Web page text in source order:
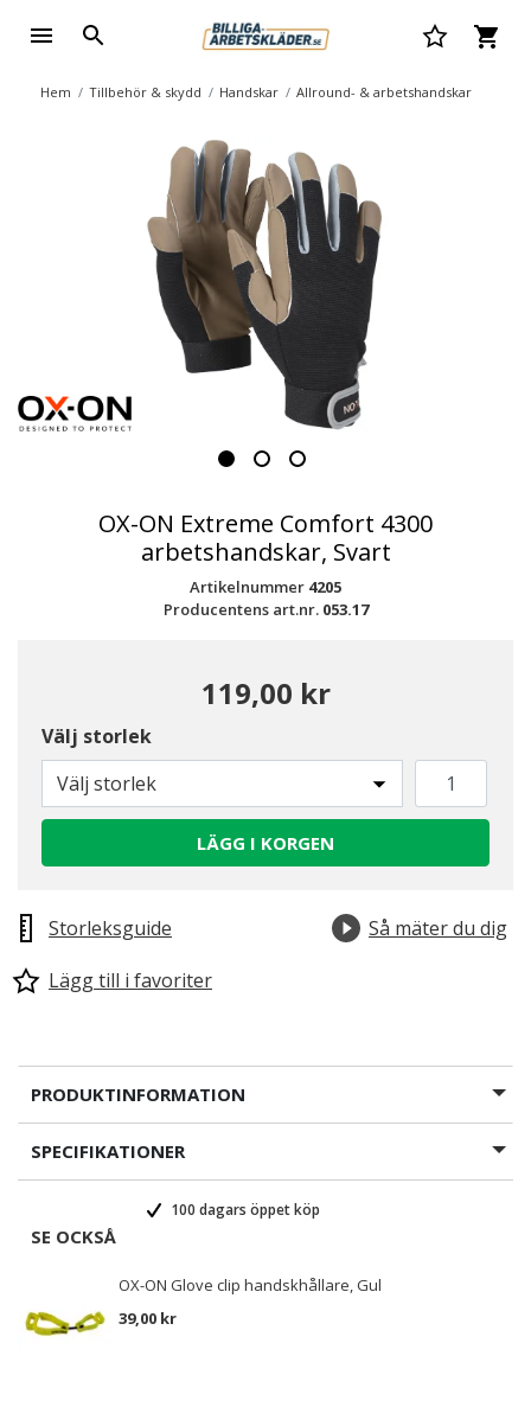
Hem Tillbehör & skydd Handskar Allround- & arbetshandskar
OX-ON Extreme Comfort 4300
arbetshandskar, Svart
Artikelnummer 4205
Producentens art.nr. 053.17
119,00 kr
Välj storlek
Välj storlek
LÄGG I KORGEN
Storleksguide
Så mäter du dig
Lägg till i favoriter
PRODUKTINFORMATION
SPECIFIKATIONER
100 dagars öppet köp
SE OCKSÅ
OX-ON Glove clip handskhållare, Gul
39,00 kr